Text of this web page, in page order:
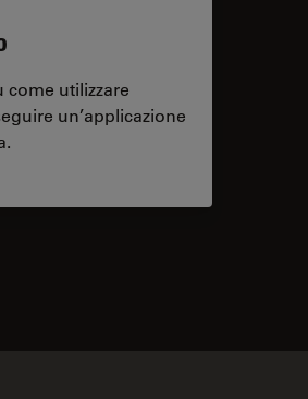
come utilizzare
un’applicazione